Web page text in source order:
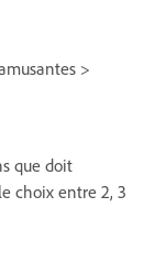
>
que doit
choix entre 2, 3